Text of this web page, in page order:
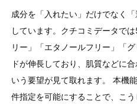
成分を「入れたい」だけでなく
しています。クチコミデータでは
リー」「エタノールフリー」「
ドが伸長しており、肌質などに
いう要望が見て取れます。 本機
件指定を可能にすることで、こ